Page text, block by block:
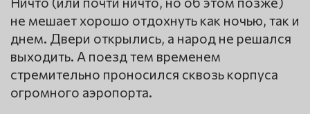
не мешает хорошо отдохнуть как ночью, так и
днем. Двери открылись, а народ не решался
выходить. А поезд тем временем
стремительно проносился сквозь корпуса
огромного аэропорта.